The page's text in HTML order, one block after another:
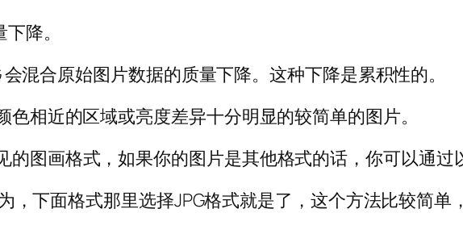
降。
混合原始图片数据的质量下降。这种下降是累积性的。
相近的区域或亮度差异十分明显的较简单的图片。
图画格式，如果你的图片是其他格式的话，你可以通过
下面格式那里选择JPG格式就是了，这个方法比较简单